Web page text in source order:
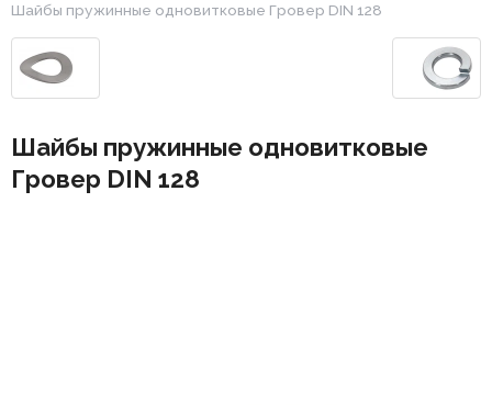
Шайбы пружинные одновитковые Гровер DIN 128
Шайбы пружинные одновитковые
Гровер DIN 128